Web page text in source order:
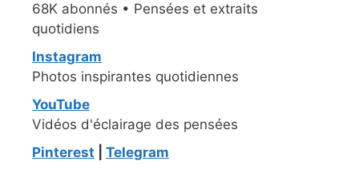
68K abonnés • Pensées et extraits
quotidiens
Instagram
Photos inspirantes quotidiennes
YouTube
Vidéos d'éclairage des pensées
Pinterest
Telegram